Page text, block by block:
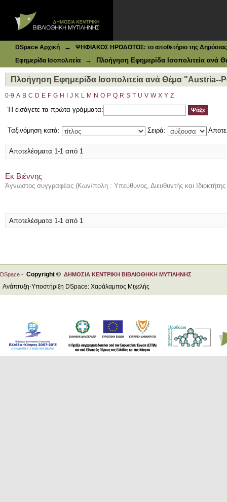
DSpace Αρχική →
ΨΗΦΙΑΚΟΣ ΗΡΟΔΟΤΟΣ: το αποθετήριο της Δημόσιας
Εφημερίδα Ισοπολιτεία
→ Πλοήγηση Εφημερίδα Ισοπολιτεία ανά
Πλοήγηση Εφημερίδα Ισοπολιτεία ανά Θέμα
0-9 A B C D E F G H J K L M N O P Q R S T U V W X Y Z
Ή εισάγετε τα πρώτα γράμματα:
Ταξινόμηση κατά: Σειρά:
Αποτελέσματα 1-1 από 1
Εκ Βιέννης
Άγνωστος συγγραφέας (Κων/πολη : Υπεύθυνος, Διευθυντής και
Αποτελέσματα 1-1 από 1
DSpace - Copyright © ΔΗΜΟΣΙΑ ΚΕΝΤΡΙΚΗ ΒΙΒΛΙΟΘΗΚΗ ΜΥΤΙΛΗΝΗΣ
Ανάπτυξη-Υποστήριξη DSpace: Χαράλαμπος Μιχελής